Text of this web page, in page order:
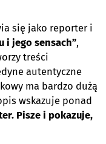
się jako reporter i
i jego sensach”,
treści
autentyczne
ma bardzo dużą
wskazuje ponad
Pisze i pokazuje,